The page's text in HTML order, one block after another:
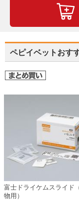
ペピイベットおす
富士ドライケムスライド
物用）